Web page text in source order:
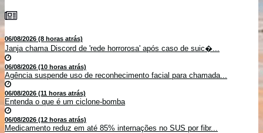
06/08/2026 (8 horas atrás)
Janja chama Discord de 'rede horrorosa' após caso de suic�...
06/08/2026 (10 horas atrás)
Agência suspende uso de reconhecimento facial para chamada...
06/08/2026 (11 horas atrás)
Entenda o que é um ciclone-bomba
06/08/2026 (12 horas atrás)
Medicamento reduz em até 85% internações no SUS por fibr...